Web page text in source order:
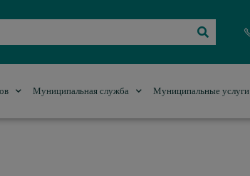
Муниципальная служба Муниципальные услуги